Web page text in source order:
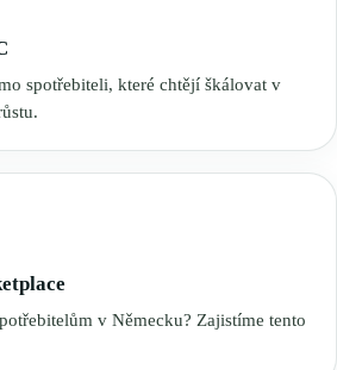
spotřebiteli, které chtějí škálovat v
v Německu? Zajistíme tento